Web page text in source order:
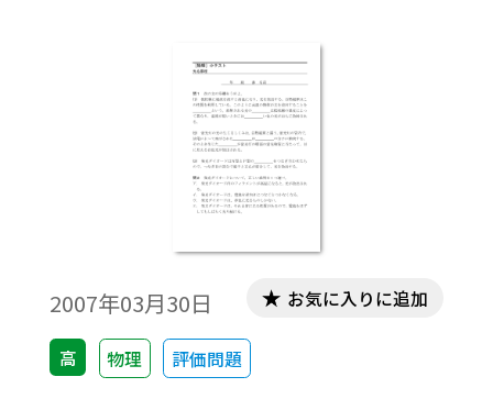
2007年03月30日
高 物理 評価問題
お気に入りに追加